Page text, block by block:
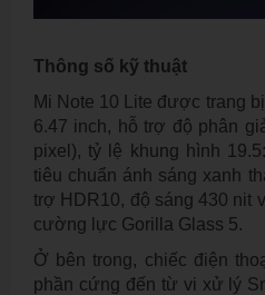
Thông số kỹ thuật
Mi Note 10 Lite được trang
6.47 inch, hỗ trợ độ phân
pixel), tỷ lệ khung hình
tiêu chuẩn ánh sáng xanh
trợ HDR10, độ sáng 430 nit
cường lực Gorilla Glass 5.
Ở bên trong, chiếc điện
phần cứng đến từ vi xử lý